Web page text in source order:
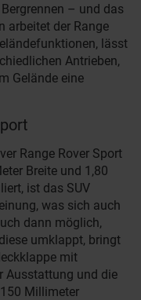
– und das
arbeitet der Range
lässt
Antrieben,
Gelände eine
Range Rover Sport
Breite und 1,80
ist das SUV
was sich auch
dann möglich,
umklappt, bringt
mit
Ausstattung und die
Millimeter